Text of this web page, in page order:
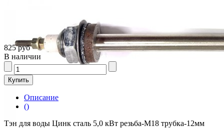
825 руб
В наличии
Описание
()
Тэн для воды Цинк сталь 5,0 кВт резьба-М18 трубка-12мм